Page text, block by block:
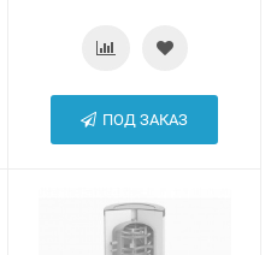
ПОД ЗАКАЗ